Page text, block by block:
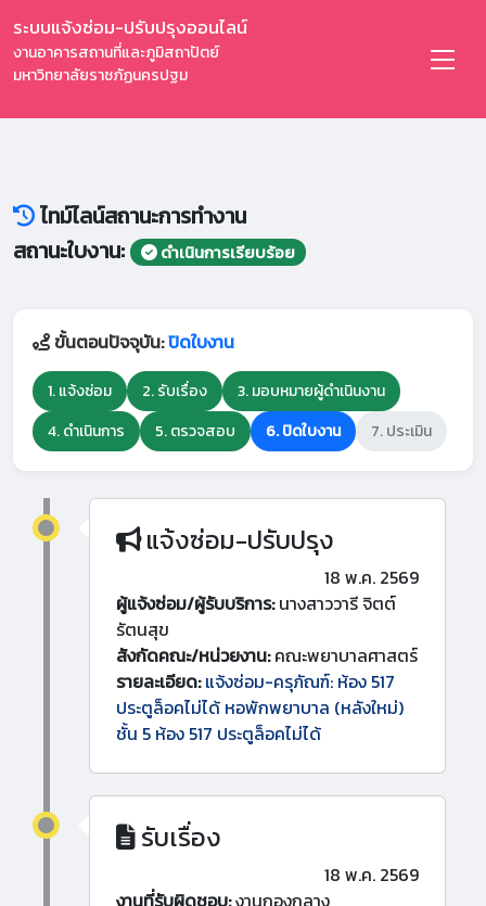
ระบบแจ้งซ่อม-ปรับปรุงออนไลน์
งานอาคารสถานที่และภูมิสถาปัตย์
มหาวิทยาลัยราชภัฏนครปฐม
ไทม์ไลน์สถานะการทำงาน
สถานะใบงาน:
ดำเนินการเรียบร้อย
ขั้นตอนปัจจุบัน:ปิดใบงาน
1. แจ้งซ่อม 2. รับเรื่อง
3. มอบหมายผู้ดำเนินงาน
4. ดำเนินการ
5. ตรวจสอบ 6. ปิดใบงาน 7. ประเมิน
แจ้งซ่อม-ปรับปรุง
18 พ.ค. 2569
ผู้แจ้งซ่อม/ผู้รับบริการ:นางสาววารี จิตต์
รัตนสุข
สังกัดคณะ/หน่วยงาน:คณะพยาบาลศาสตร์
รายละเอียด: แจ้งซ่อม-ครุภัณฑ์: ห้อง 517
ประตูล็อคไม่ได้ หอพักพยาบาล (หลังใหม่)
ชั้น 5 ห้อง 517 ประตูล็อคไม่ได้
รับเรื่อง
18 พ.ค. 2569